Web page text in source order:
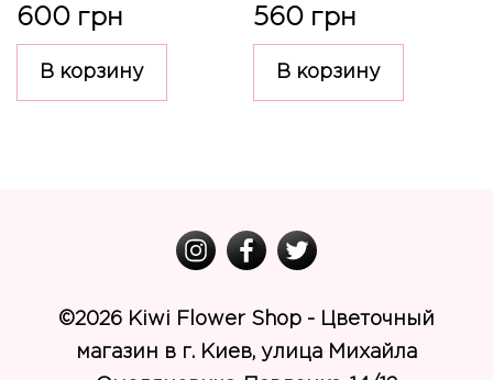
600 грн
В корзину
560 грн
В корзину
©2026 Kiwi Flower Shop - Цветочный
магазин в г. Киев, улица Михайла